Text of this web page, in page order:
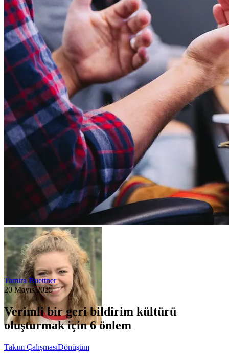
Tamira Buettner
20 Mayıs 2025
Verimli bir geri bildirim kültürü
oluşturmak için 6 önlem
Takım ÇalışmasıDönüşüm